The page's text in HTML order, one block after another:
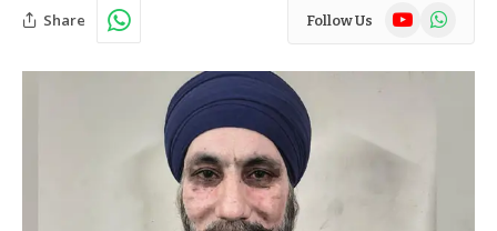
Share Follow Us YouTubeWhatsApp